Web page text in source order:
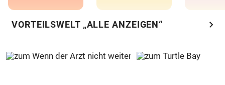
VORTEILSWELT „ALLE ANZEIGEN“ chevron_right